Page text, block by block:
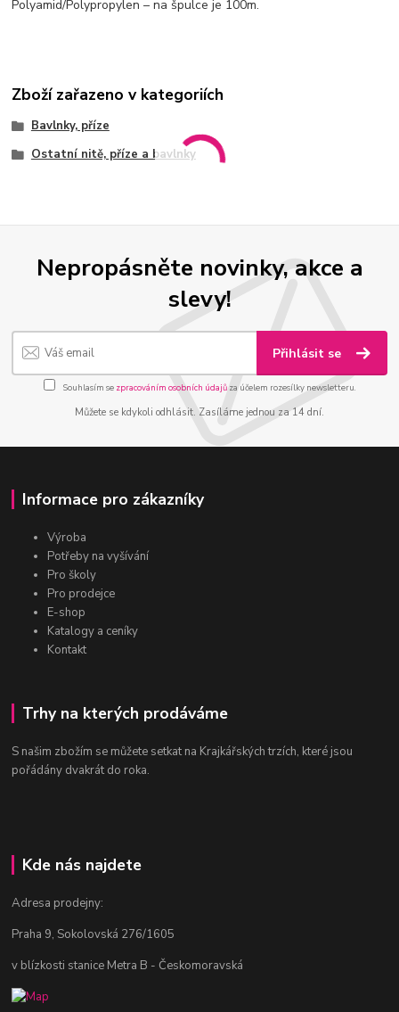
Polyamid/Polypropylen – na špulce je 100m.
Zboží zařazeno v kategoriích
Bavlnky, příze
Ostatní nitě, příze a bavlnky
Nepropásněte novinky, akce a
slevy!
Přihlásit se
Souhlasím se zpracováním osobních údajůza účelem rozesílky newsletteru.
Můžete se kdykoli odhlásit. Zasíláme jednou za 14 dní.
Informace pro zákazníky
Výroba
Potřeby na vyšívání
Pro školy
Pro prodejce
E-shop
Katalogy a ceníky
Kontakt
Trhy na kterých prodáváme
S našim zbožím se můžete setkat na Krajkářských trzích, které jsou
pořádány dvakrát do roka.
Kde nás najdete
Adresa prodejny:
Praha 9, Sokolovská 276/1605
v blízkosti stanice Metra B - Českomoravská